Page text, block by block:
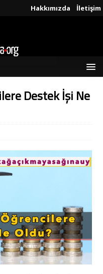
Hakkımızda İletişim
Destek İşi Ne